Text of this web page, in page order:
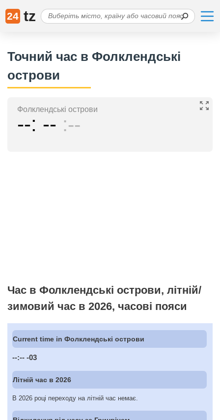
24 tz
Точний час в Фолклендські
острови
Фолклендські острови
-- -- --
Час в Фолклендські острови, літній/
зимовий час в 2026, часові пояси
Current time in Фолклендські острови
--:-- -03
Літній час в 2026
В 2026 році переходу на літній час немає.